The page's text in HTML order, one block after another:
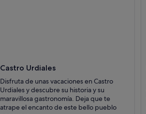
Castro Urdiales
Disfruta de unas vacaciones en Castro
Urdiales y descubre su historia y su
maravillosa gastronomía. Deja que te
atrape el encanto de este bello pueblo